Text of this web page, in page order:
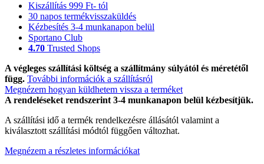
Kiszállítás 999 Ft- tól
30 napos termékvisszaküldés
Kézbesítés 3-4 munkanapon belül
Sportano Club
4.70 Trusted Shops
A végleges szállítási költség a szállítmány súlyától és méretétől
függ. További információk a szállításról
Megnézem hogyan küldhetem vissza a terméket
A rendeléseket rendszerint 3-4 munkanapon belül kézbesítjük.
A szállítási idő a termék rendelkezésre állásától valamint a
kiválasztott szállítási módtól függően változhat.
Megnézem a részletes információkat